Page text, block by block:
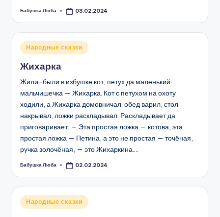
Запись
Бабушка Люба 03.02.2024
Опубликовано
Народные сказки
Жихарка
Жили-были в избушке кот, петух да маленький
мальчишечка — Жихарка. Кот с петухом на охоту
ходили, а Жихарка домовничал: обед варил, стол
накрывал, ложки раскладывал. Раскладывает да
приговаривает: — Эта простая ложка — котова, эта
простая ложка — Петина, а это не простая — точёная,
ручка золочёная, — это Жихаркина.…
Запись
Бабушка Люба 02.02.2024
Опубликовано
Народные сказки